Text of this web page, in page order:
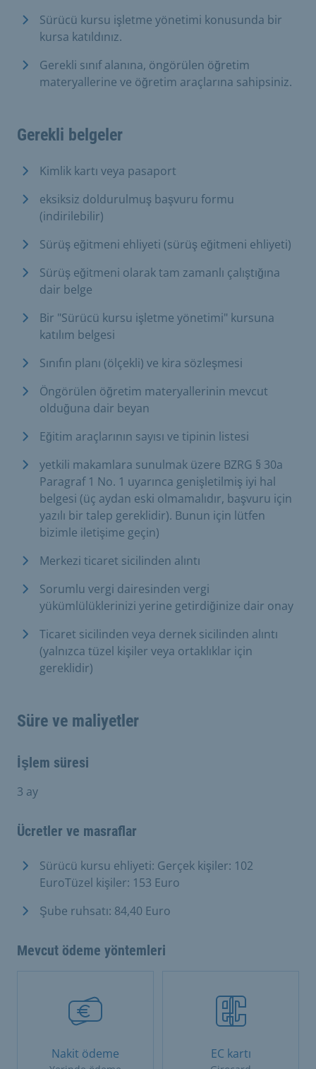
Sürücü kursu işletme yönetimi konusunda bir
kursa katıldınız.
Gerekli sınıf alanına, öngörülen öğretim
materyallerine ve öğretim araçlarına sahipsiniz.
Gerekli belgeler
Kimlik kartı veya pasaport
eksiksiz doldurulmuş başvuru formu
(indirilebilir)
Sürüş eğitmeni ehliyeti (sürüş eğitmeni ehliyeti)
Sürüş eğitmeni olarak tam zamanlı çalıştığına
dair belge
Bir "Sürücü kursu işletme yönetimi" kursuna
katılım belgesi
Sınıfın planı (ölçekli) ve kira sözleşmesi
Öngörülen öğretim materyallerinin mevcut
olduğuna dair beyan
Eğitim araçlarının sayısı ve tipinin listesi
yetkili makamlara sunulmak üzere BZRG § 30a
Paragraf 1 No. 1 uyarınca genişletilmiş iyi hal
belgesi (üç aydan eski olmamalıdır, başvuru için
yazılı bir talep gereklidir). Bunun için lütfen
bizimle iletişime geçin)
Merkezi ticaret sicilinden alıntı
Sorumlu vergi dairesinden vergi
yükümlülüklerinizi yerine getirdiğinize dair onay
Ticaret sicilinden veya dernek sicilinden alıntı
(yalnızca tüzel kişiler veya ortaklıklar için
gereklidir)
Süre ve maliyetler
İşlem süresi
3 ay
Ücretler ve masraflar
Sürücü kursu ehliyeti: Gerçek kişiler: 102
EuroTüzel kişiler: 153 Euro
Şube ruhsatı: 84,40 Euro
Mevcut ödeme yöntemleri
Nakit ödeme EC kartı